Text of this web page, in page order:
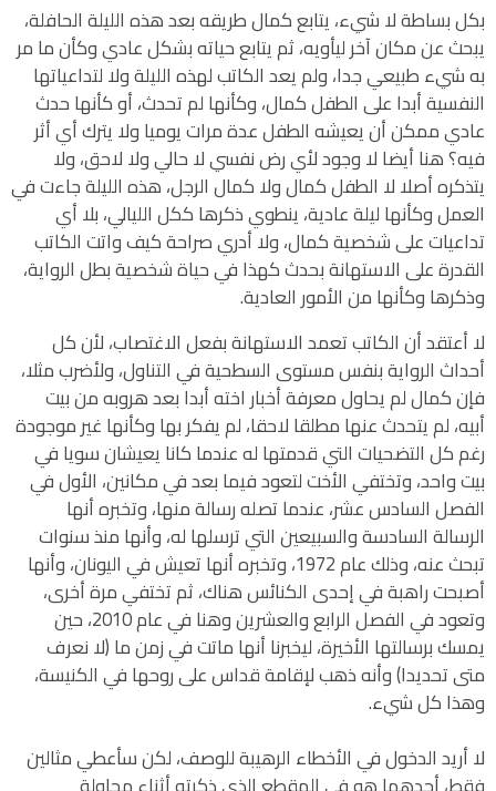
بكل بساطة لا شيء، يتابع كمال طريقه بعد هذه الليلة الحافلة،
يبحث عن مكان آخر ليأويه، ثم يتابع حياته بشكل عادي وكأن ما مر
به شيء طبيعي جدا، ولم يعد الكاتب لهذه الليلة ولا لتداعياتها
النفسية أبدا على الطفل كمال، وكأنها لم تحدث، أو كأنها حدث
عادي ممكن أن يعيشه الطفل عدة مرات يوميا ولا يترك أي أثر
فيه؟ هنا أيضا لا وجود لأي رض نفسي لا حالي ولا لاحق، ولا
يتذكره أصلا لا الطفل كمال ولا كمال الرجل، هذه الليلة جاءت في
العمل وكأنها ليلة عادية، ينطوي ذكرها ككل الليالي، بلا أي
تداعيات على شخصية كمال، ولا أدري صراحة كيف واتت الكاتب
القدرة على الاستهانة بحدث كهذا في حياة شخصية بطل الرواية،
وذكرها وكأنها من الأمور العادية.
لا أعتقد أن الكاتب تعمد الاستهانة بفعل الاغتصاب، لأن كل
أحداث الرواية بنفس مستوى السطحية في التناول، ولأضرب مثلا،
فإن كمال لم يحاول معرفة أخبار اخته أبدا بعد هروبه من بيت
أبيه، لم يتحدث عنها مطلقا لاحقا، لم يفكر بها وكأنها غير موجودة
رغم كل التضحيات التي قدمتها له عندما كانا يعيشان سويا في
بيت واحد، وتختفي الأخت لتعود فيما بعد في مكانين، الأول في
الفصل السادس عشر، عندما تصله رسالة منها، وتخبره أنها
الرسالة السادسة والسبيعين التي ترسلها له، وأنها منذ سنوات
تبحث عنه، وذلك عام 1972، وتخبره أنها تعيش في اليونان، وأنها
أصبحت راهبة في إحدى الكنائس هناك، ثم تختفي مرة أخرى،
وتعود في الفصل الرابع والعشرين وهنا في عام 2010، حين
يمسك برسالتها الأخيرة، ليخبرنا أنها ماتت في زمن ما (لا نعرف
متى تحديدا) وأنه ذهب لإقامة قداس على روحها في الكنيسة،
وهذا كل شيء.
لا أريد الدخول في الأخطاء الرهيبة للوصف، لكن سأعطي مثالين